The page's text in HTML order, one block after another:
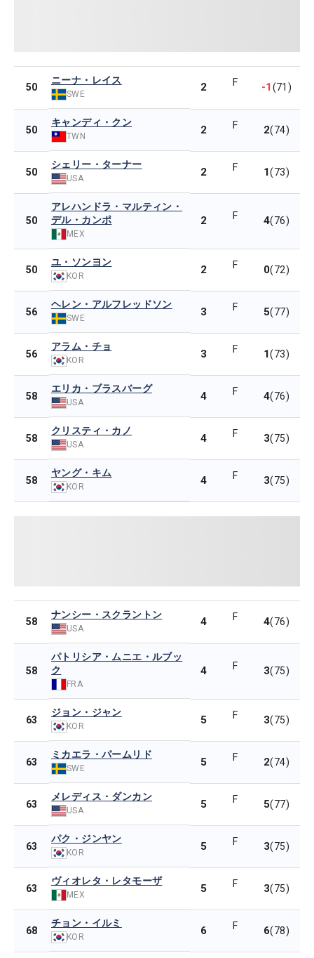
50
ニーナ・レイス
SWE
2 F -1(71)
50
キャンディ・クン
TWN 2 F 2(74)
50
シェリー・ターナー
USA 2 F 1(73)
50
アレハンドラ・マルティン・
デル・カンポ
MEX
2 F 4(76)
50
ユ・ソンヨン
KOR 2 F 0(72)
56
ヘレン・アルフレッドソン
SWE 3 F 5(77)
56
アラム・チョ
KOR 3 F 1(73)
58
エリカ・ブラスバーグ
USA 4 F 4(76)
58
クリスティ・カノ
USA 4 F 3(75)
58
ヤング・キム
KOR 4 F 3(75)
58
ナンシー・スクラントン
USA
4 F 4(76)
58
パトリシア・ムニエ・ルブッ
ク
FRA
4 F 3(75)
63
ジョン・ジャン
KOR 5 F 3(75)
63
ミカエラ・パームリド
SWE 5 F 2(74)
63
メレディス・ダンカン
USA 5 F 5(77)
63
パク・ジンヤン
KOR 5 F 3(75)
63
ヴィオレタ・レタモーザ
MEX 5 F 3(75)
68
チョン・イルミ
KOR 6 F 6(78)